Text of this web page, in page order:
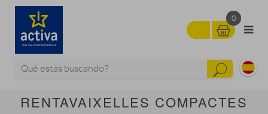
0
RENTAVAIXELLES COMPACTES